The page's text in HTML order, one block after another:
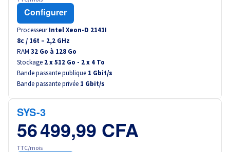
Configurer
Processeur Intel Xeon-D 2141I
8c / 16t – 2,2 GHz
RAM 32 Go à 128 Go
Stockage 2 x 512 Go - 2 x 4 To
Bande passante publique 1 Gbit/s
Bande passante privée 1 Gbit/s
SYS-3
56 499,99 CFA
TTC/mois